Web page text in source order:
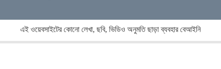
নড়াইলের চিত্রাপাড়ে চলছে এসএম সুলতান শীর্ষক দুই
দিনব্যাপী আর্ট ক্যাম্প
এই ওয়েবসাইটের কোনো লেখা, ছবি, ভিডিও অনুমতি ছাড়া ব্যবহার বেআইনি